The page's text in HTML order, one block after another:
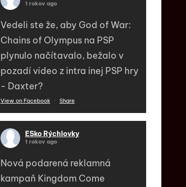
1 rokov ago
Vedeli ste že, aby God of War:
Chains of Olympus na PSP
plynulo načítavalo, bežalo v
pozadí video z intra inej PSP hry
- Daxter?
View on Facebook · Share
ESko Rýchlovky
1 rokov ago
Nová podarená reklamná
kampaň Kingdom Come